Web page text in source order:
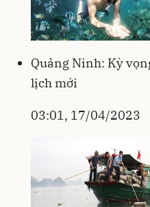
Quảng Ninh: Kỳ
lịch mới
03:01, 17/04/2023